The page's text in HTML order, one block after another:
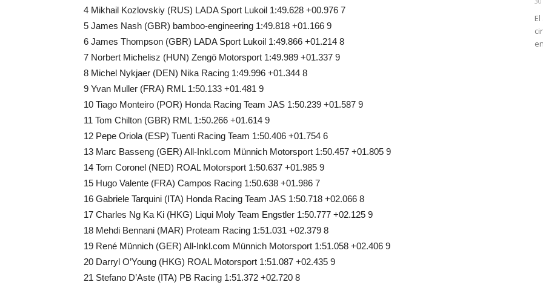
4 Mikhail Kozlovskiy (RUS) LADA Sport Lukoil 1:49.628 +00.976 7
5 James Nash (GBR) bamboo-engineering 1:49.818 +01.166 9
6 James Thompson (GBR) LADA Sport Lukoil 1:49.866 +01.214 8
7 Norbert Michelisz (HUN) Zengö Motorsport 1:49.989 +01.337 9
8 Michel Nykjaer (DEN) Nika Racing 1:49.996 +01.344 8
9 Yvan Muller (FRA) RML 1:50.133 +01.481 9
10 Tiago Monteiro (POR) Honda Racing Team JAS 1:50.239 +01.587 9
11 Tom Chilton (GBR) RML 1:50.266 +01.614 9
12 Pepe Oriola (ESP) Tuenti Racing Team 1:50.406 +01.754 6
13 Marc Basseng (GER) All-Inkl.com Münnich Motorsport 1:50.457 +01.805 9
14 Tom Coronel (NED) ROAL Motorsport 1:50.637 +01.985 9
15 Hugo Valente (FRA) Campos Racing 1:50.638 +01.986 7
16 Gabriele Tarquini (ITA) Honda Racing Team JAS 1:50.718 +02.066 8
17 Charles Ng Ka Ki (HKG) Liqui Moly Team Engstler 1:50.777 +02.125 9
18 Mehdi Bennani (MAR) Proteam Racing 1:51.031 +02.379 8
19 René Münnich (GER) All-Inkl.com Münnich Motorsport 1:51.058 +02.406 9
20 Darryl O’Young (HKG) ROAL Motorsport 1:51.087 +02.435 9
21 Stefano D’Aste (ITA) PB Racing 1:51.372 +02.720 8